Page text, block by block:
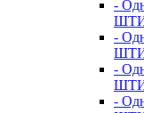
-
-
-
-